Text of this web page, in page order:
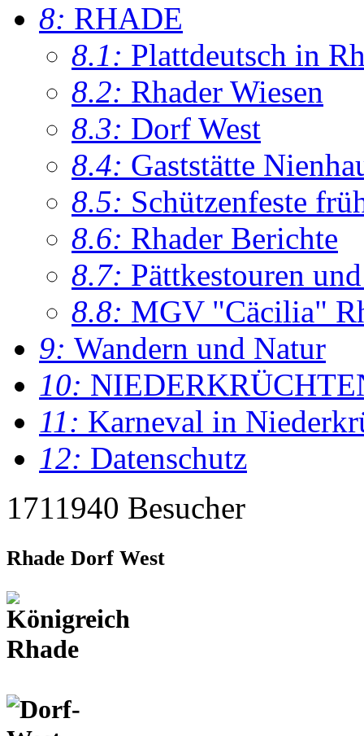
8: RHADE
8.1: Plattdeutsch in
8.2: Rhader Wiesen
8.3: Dorf West
8.4: Gaststätte
8.5: Schützenfeste
8.6: Rhader Berichte
8.7: Pättkestouren
8.8: MGV "Cäcilia"
9: Wandern und Natur
10:
11: Karneval in
12: Datenschutz
1711940 Besucher
Rhade Dorf West